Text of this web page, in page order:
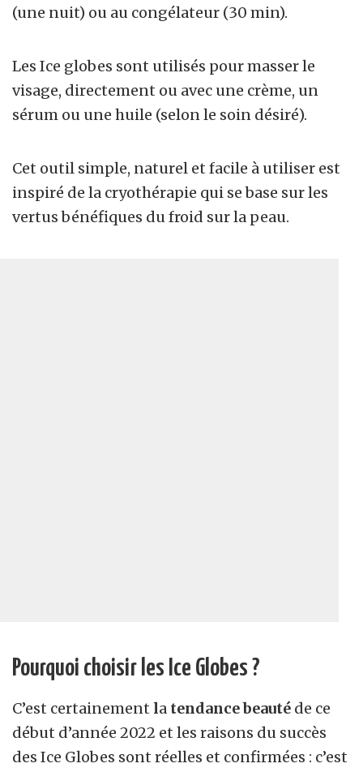
(une nuit) ou au congélateur (30 min).
Les Ice globes sont utilisés pour masser le
visage, directement ou avec une crème, un
sérum ou une huile (selon le soin désiré).
Cet outil simple, naturel et facile à utiliser est
inspiré de la cryothérapie qui se base sur les
vertus bénéfiques du froid sur la peau.
Pourquoi choisir les Ice Globes ?
C’est certainement la tendance beauté de ce
début d’année 2022 et les raisons du succès
des Ice Globes sont réelles et confirmées : c’est